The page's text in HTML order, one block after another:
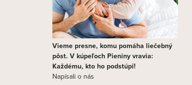
Vieme presne, komu pomáha liečebný
pôst. V kúpeľoch Pieniny vravia:
Každému, kto ho podstúpi!
Napísali o nás